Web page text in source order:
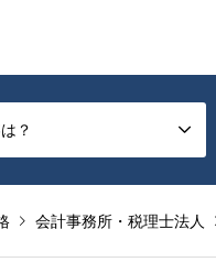
？
会計事務所・税理士法人